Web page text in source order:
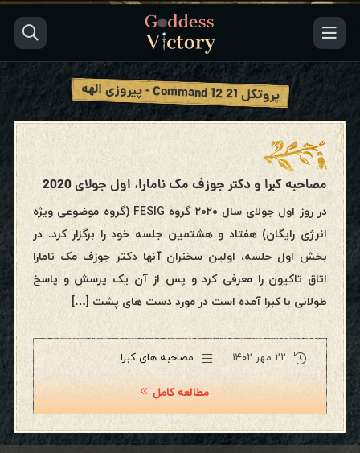
پروتکل
Command 12 21
- پیروزی الهه
مصاحبه کبرا و دکتر جوزف مک نامارا، اول جولای 2020
در روز اول جولای سال ۲۰۲۰ گروه FESIG (گروه موضوعی ویژه
انرژی رایگان) هفتاد و هشتمین جلسه خود را برگزار کرد. در
بخش اول جلسه، اولین سخنران آنها دکتر جوزف مک نامارا
اتاق تاکیون را معرفی کرد و پس از آن یک پرسش و پاسخ
طولانی با کبرا آمده است در مورد دست های پشت […]
۲۲ مهر ۱۴۰۲ مصاحبه های کبرا
مطالعه کامل